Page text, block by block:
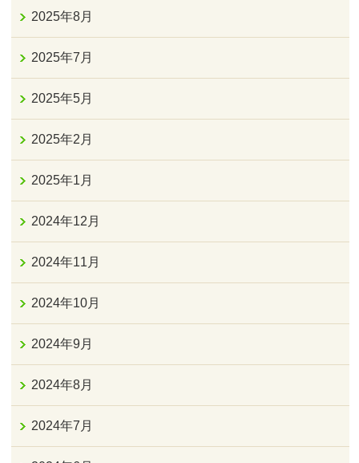
2025年8月
2025年7月
2025年5月
2025年2月
2025年1月
2024年12月
2024年11月
2024年10月
2024年9月
2024年8月
2024年7月